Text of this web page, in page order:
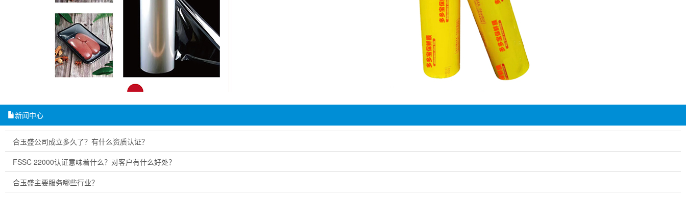
新闻中心
合玉盛公司成立多久了？有什么资质认证？
FSSC 22000认证意味着什么？对客户有什么好处？
合玉盛主要服务哪些行业？